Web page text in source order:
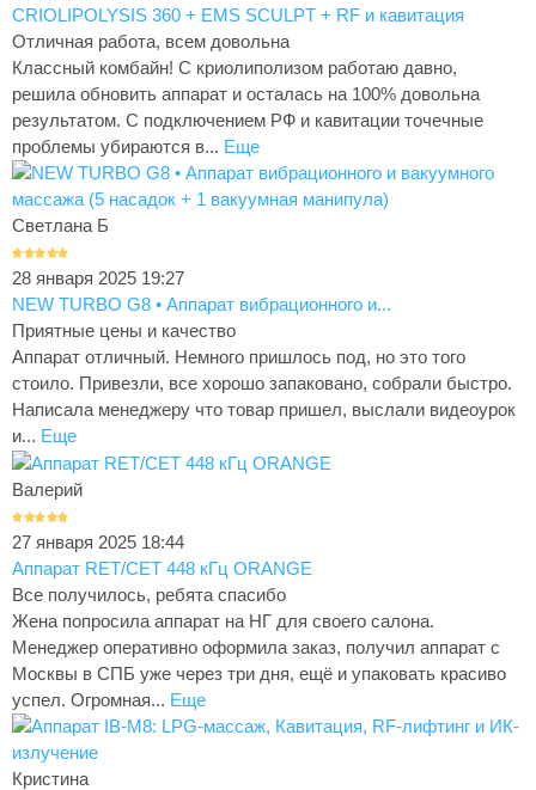
CRIOLIPOLYSIS 360 + EMS SCULPT + RF и кавитация
Отличная работа, всем довольна
Классный комбайн! С криолиполизом работаю давно,
решила обновить аппарат и осталась на 100% довольна
результатом. С подключением РФ и кавитации точечные
проблемы убираются в... Еще
Светлана Б
28 января 2025 19:27
NEW TURBO G8 • Аппарат вибрационного и...
Приятные цены и качество
Аппарат отличный. Немного пришлось под, но это того
стоило. Привезли, все хорошо запаковано, собрали быстро.
Написала менеджеру что товар пришел, выслали видеоурок
и... Еще
Валерий
27 января 2025 18:44
Аппарат RET/CET 448 кГц ORANGE
Все получилось, ребята спасибо
Жена попросила аппарат на НГ для своего салона.
Менеджер оперативно оформила заказ, получил аппарат с
Москвы в СПБ уже через три дня, ещё и упаковать красиво
успел. Огромная... Еще
Кристина